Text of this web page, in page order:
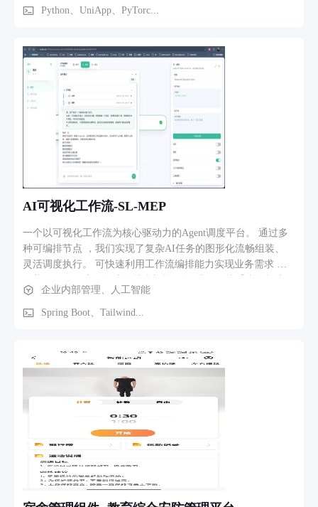
模型做轻量化私有化落地，Qwen2 模型通用性极强，原生适配
AI 营销 SaaS 平台，采用 CPU 轻量化私有化大模型方案，大幅
压低商家 AI 接入成本，全品类实体商户开箱即用。平台内置
营销策划 Agent、文案生成 Agent、海报设计 Agent 三大智能
体，可自动生成完整活动方案、适配朋友圈 / 抖音 / 小红书多
平台文案、一键生成各类尺寸宣传海报；同时提供私有化部署
服务，支持连锁品牌、政企服务商本地化部署，自定义行业知
识库与专属素材模板，产品商业模式可全行业快速复制拓展。
Python、UniApp、PyTorc...
AI可视化工作流-SL-MEP
一个以可视化工作流为核心驱动力的Agent调度平台。 通过多
种可编排节点 ，我们实现了复杂AI任务的图形化流畅组装、
灵活调度执行。 可快速利用工作流编排能力实现业务需求 ，
率与可靠性。
企业内部管理、人工智能
Spring Boot、Tailwind...